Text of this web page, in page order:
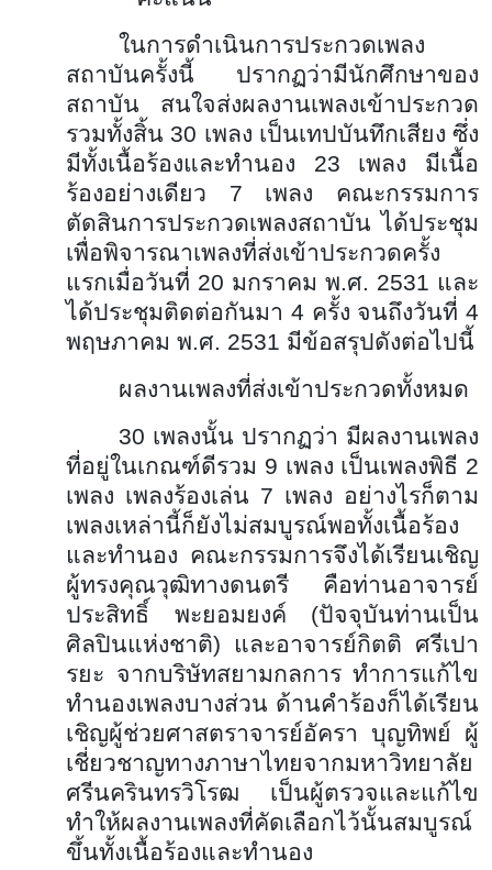
ในการดำเนินการประกวดเพลง
สถาบันครั้งนี้ ปรากฏว่ามีนักศึกษาของ
สถาบัน สนใจส่งผลงานเพลงเข้าประกวด
รวมทั้งสิ้น 30 เพลง เป็นเทปบันทึกเสียง ซึ่ง
มีทั้งเนื้อร้องและทำนอง 23 เพลง มีเนื้อ
ร้องอย่างเดียว 7 เพลง คณะกรรมการ
ตัดสินการประกวดเพลงสถาบัน ได้ประชุม
เพื่อพิจารณาเพลงที่ส่งเข้าประกวดครั้ง
แรกเมื่อวันที่ 20 มกราคม พ.ศ. 2531 และ
ได้ประชุมติดต่อกันมา 4 ครั้ง จนถึงวันที่ 4
พฤษภาคม พ.ศ. 2531 มีข้อสรุปดังต่อไปนี้
ผลงานเพลงที่ส่งเข้าประกวดทั้งหมด
30 เพลงนั้น ปรากฏว่า มีผลงานเพลง
ที่อยู่ในเกณฑ์ดีรวม 9 เพลง เป็นเพลงพิธี 2
เพลง เพลงร้องเล่น 7 เพลง อย่างไรก็ตาม
เพลงเหล่านี้ก็ยังไม่สมบูรณ์พอทั้งเนื้อร้อง
และทำนอง คณะกรรมการจึงได้เรียนเชิญ
ผู้ทรงคุณวุฒิทางดนตรี คือท่านอาจารย์
ประสิทธิ์ พะยอมยงค์ (ปัจจุบันท่านเป็น
ศิลปินแห่งชาติ) และอาจารย์กิตติ ศรีเปา
รยะ จากบริษัทสยามกลการ ทำการแก้ไข
ทำนองเพลงบางส่วน ด้านคำร้องก็ได้เรียน
เชิญผู้ช่วยศาสตราจารย์อัครา บุญทิพย์ ผู้
เชี่ยวชาญทางภาษาไทยจากมหาวิทยาลัย
ศรีนครินทรวิโรฒ เป็นผู้ตรวจและแก้ไข
ทำให้ผลงานเพลงที่คัดเลือกไว้นั้นสมบูรณ์
ขึ้นทั้งเนื้อร้องและทำนอง